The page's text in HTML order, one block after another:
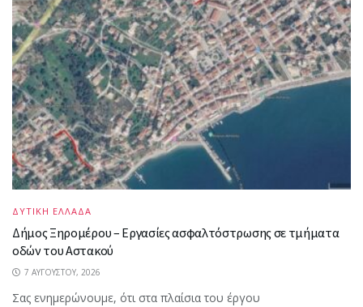
ΔΥΤΙΚΗ ΕΛΛΑΔΑ
Δήμος Ξηρομέρου – Εργασίες ασφαλτόστρωσης σε τμήματα
οδών του Αστακού
7 ΑΥΓΟΎΣΤΟΥ, 2026
Σας ενημερώνουμε, ότι στα πλαίσια του έργου